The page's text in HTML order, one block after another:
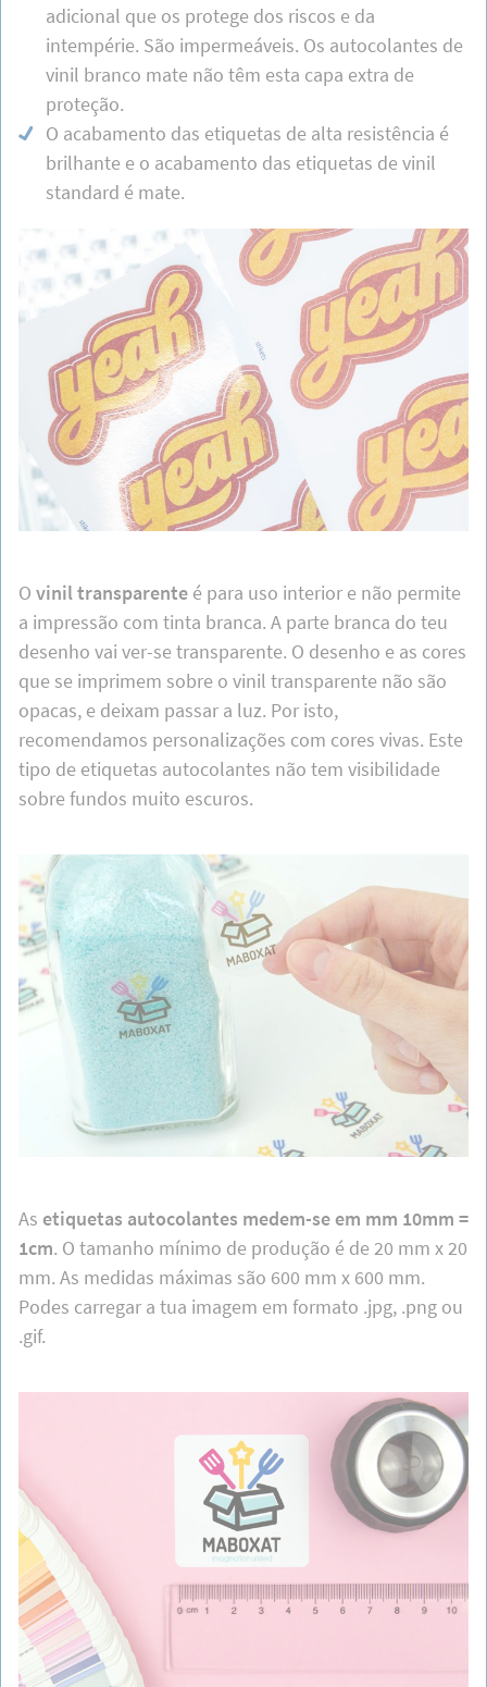
resistência média ou alta em qualquer formato ou
desenho. São duas as diferenças entre a resistência
standard ou alta:
Nas etiquetas autocolantes de alta resistência, o
suporte é mais grosso e além disso, tem uma capa
adicional que os protege dos riscos e da
vinil branco mate não têm esta capa extra de
proteção.
O acabamento das etiquetas de alta resistência é
brilhante e o acabamento das etiquetas de vinil
standard é mate.
O vinil transparente é para uso interior e não permite
a impressão com tinta branca. A parte branca do teu
opacas, e deixam passar a luz. Por isto,
recomendamos personalizações com cores vivas. Este
tipo de etiquetas autocolantes não tem visibilidade
sobre fundos muito escuros.
. O tamanho mínimo de produção é de 20 mm x 20
mm. As medidas máximas são 600 mm x 600 mm.
Podes carregar a tua imagem em formato .jpg, .png ou
.gif.